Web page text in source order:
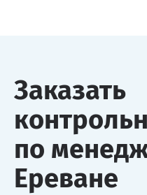
Заказать
по
Ереване